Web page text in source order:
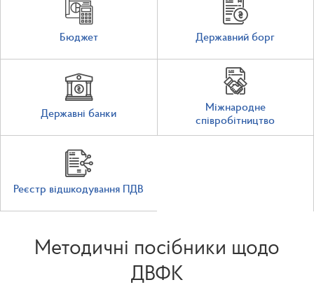
Бюджет Державний борг
Державні банки
Міжнародне
співробітництво
Реєстр відшкодування ПДВ
Методичні посібники щодо
ДВФК